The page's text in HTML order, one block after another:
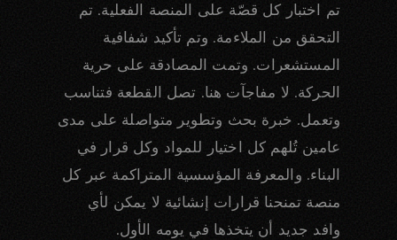
تم اختبار كل قصّة على المنصة الفعلية. تم
التحقق من الملاءمة. وتم تأكيد شفافية
المستشعرات. وتمت المصادقة على حرية
الحركة. لا مفاجآت هنا. تصل القطعة فتناسب
وتعمل. خبرة بحث وتطوير متواصلة على مدى
عامين تُلهم كل اختيار للمواد وكل قرار في
البناء. والمعرفة المؤسسية المتراكمة عبر كل
منصة تمنحنا قرارات إنشائية لا يمكن لأي
وافد جديد أن يتخذها في يومه الأول.